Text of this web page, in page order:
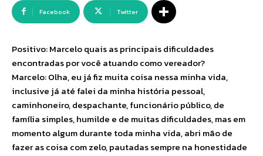
Facebook Twitter
Positivo: Marcelo quais as principais dificuldades
encontradas por você atuando como vereador?
Marcelo: Olha, eu já fiz muita coisa nessa minha vida,
inclusive já até falei da minha história pessoal,
caminhoneiro, despachante, funcionário público, de
família simples, humilde e de muitas dificuldades, mas em
momento algum durante toda minha vida, abri mão de
fazer as coisa com zelo, pautadas sempre na honestidade